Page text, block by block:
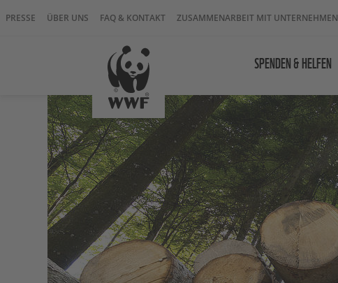
PRESSE ÜBER UNS FAQ & KONTAKT ZUSAMMENARBEIT MIT UNTERNEHMEN
SPENDEN & HELFEN